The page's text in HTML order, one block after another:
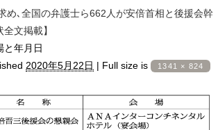
め､全国の弁護士ら662人が安倍首相と後援会幹
文掲載】
と年月日
2020年5月22日 | Full size is 1341 × 824